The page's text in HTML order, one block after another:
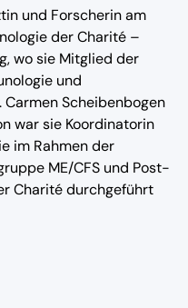
und Forscherin am
der Charité –
wo sie Mitglied der
und
Carmen Scheibenbogen
war sie Koordinatorin
im Rahmen der
ME/CFS und Post-
Charité durchgeführt